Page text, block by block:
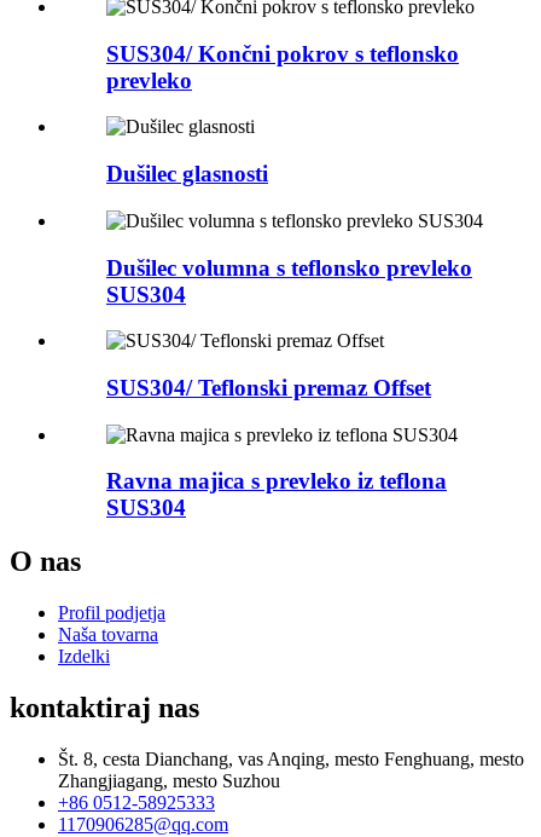
SUS304/ Končni pokrov s teflonsko
prevleko
Dušilec glasnosti
Dušilec volumna s teflonsko prevleko
SUS304
SUS304/ Teflonski premaz Offset
Ravna majica s prevleko iz teflona
SUS304
O nas
Profil podjetja
Naša tovarna
Izdelki
kontaktiraj nas
Št. 8, cesta Dianchang, vas Anqing, mesto Fenghuang, mesto
Zhangjiagang, mesto Suzhou
+86 0512-58925333
1170906285@qq.com